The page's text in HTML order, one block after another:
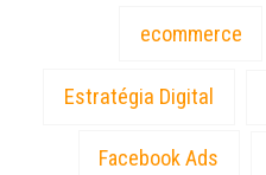
ecommerce
Estratégia Digital
Facebook Ads